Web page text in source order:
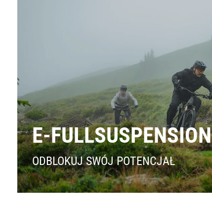
E-FULLSUSPENSION
ODBLOKUJ SWÓJ POTENCJAŁ